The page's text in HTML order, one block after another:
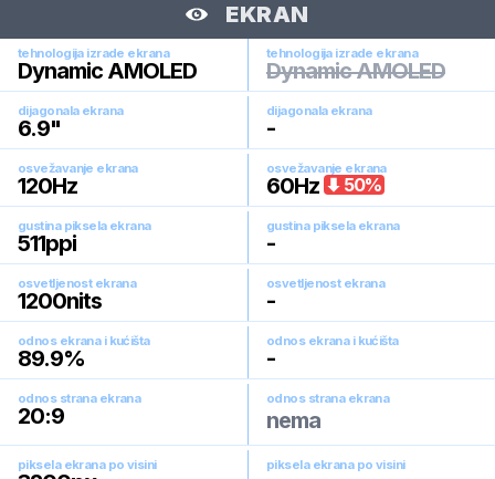
EKRAN
tehnologija izrade ekrana
Dynamic AMOLED
tehnologija izrade ekrana
Dynamic AMOLED
dijagonala ekrana
6.9"
dijagonala ekrana
-
osvežavanje ekrana
120Hz
osvežavanje ekrana
60Hz 50%
gustina piksela ekrana
511ppi
gustina piksela ekrana
-
osvetljenost ekrana
1200nits
osvetljenost ekrana
-
odnos ekrana i kućišta
89.9%
odnos ekrana i kućišta
-
odnos strana ekrana
20:9
odnos strana ekrana
nema
piksela ekrana po visini piksela ekrana po visini